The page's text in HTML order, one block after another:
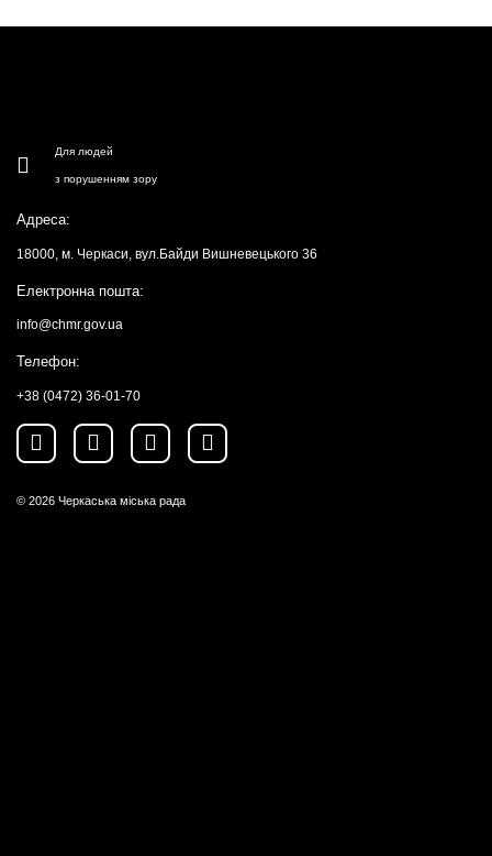
Для людей
з порушенням зору
Адреса:
18000, м. Черкаси, вул.Байди Вишневецького 36
Електронна пошта:
info@chmr.gov.ua
Телефон:
+38 (0472) 36-01-70
© 2026 Черкаська міська рада